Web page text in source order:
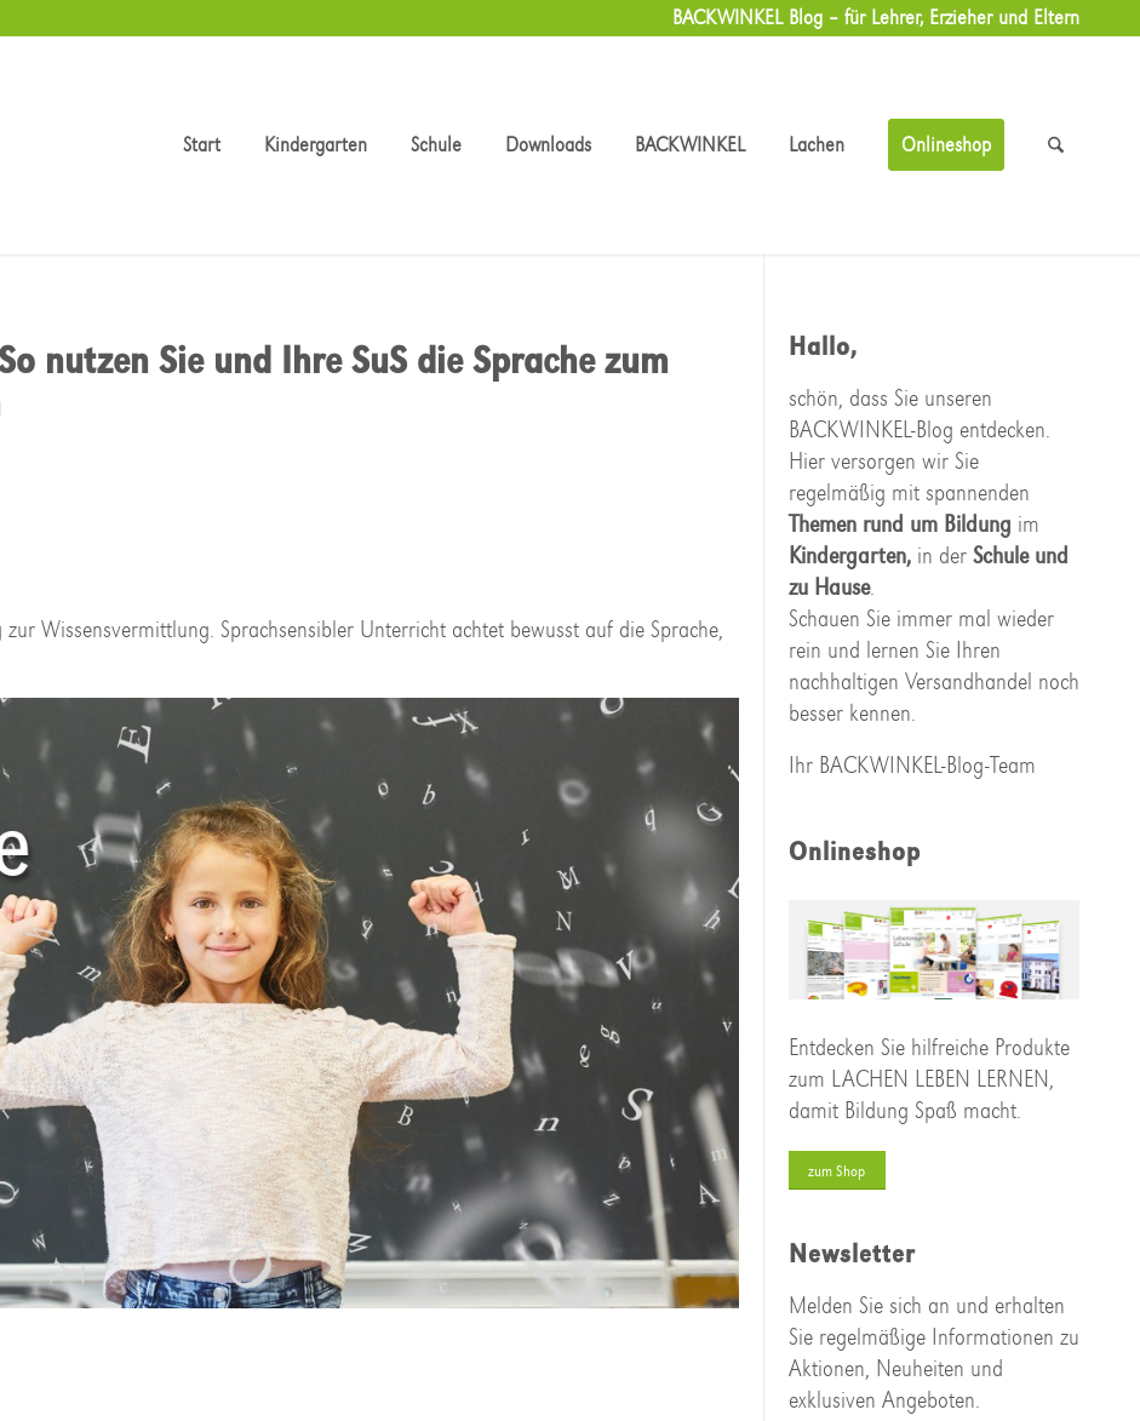
BACKWINKEL Blog – für Lehrer, Erzieher und Eltern
Start Kindergarten Schule Downloads BACKWINKEL Lachen Onlineshop
nutzen Sie und Ihre SuS die Sprache zum
Wissensvermittlung. Sprachsensibler Unterricht achtet bewusst auf die Sprache,
Hallo,
schön, dass Sie unseren
BACKWINKEL-Blog entdecken.
Hier versorgen wir Sie
regelmäßig mit spannenden
Themen rund um Bildung im
Kindergarten,in derSchule und
zu Hause.
Schauen Sie immer mal wieder
rein und lernen Sie Ihren
nachhaltigen Versandhandel noch
besser kennen.
Ihr BACKWINKEL-Blog-Team
Onlineshop
Entdecken Sie hilfreiche Produkte
zum LACHEN LEBEN LERNEN,
damit Bildung Spaß macht.
zum Shop
Newsletter
Melden Sie sich an und erhalten
Sie regelmäßige Informationen zu
Aktionen, Neuheiten und
exklusiven Angeboten.